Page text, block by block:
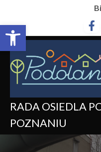
Otwórz pasek
RADA OSIEDLA
POZNANIU